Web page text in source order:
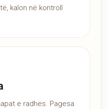
kalon në kontroll
e radhës. Pagesa